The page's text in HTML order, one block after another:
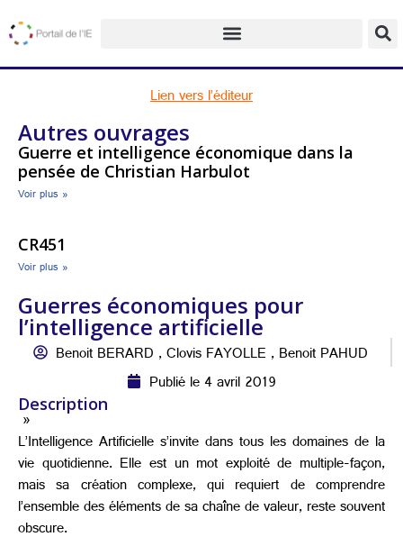
Lien vers l’éditeur
Autres ouvrages
Guerre et intelligence économique dans la
pensée de Christian Harbulot
Voir plus »
CR451
Voir plus »
Guerres économiques pour
l’intelligence artificielle
Benoit BERARD , Clovis FAYOLLE , Benoit PAHUD
Publié le 4 avril 2019
Description
»
L’Intelligence Artificielle s’invite dans tous les domaines de la
vie quotidienne. Elle est un mot exploité de multiple-façon,
mais sa création complexe, qui requiert de comprendre
l’ensemble des éléments de sa chaîne de valeur, reste souvent
obscure.